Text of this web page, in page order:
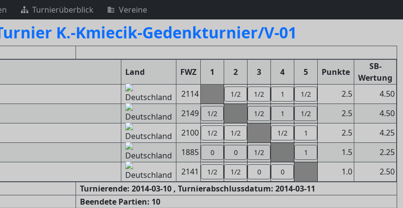
Turnierüberblick Vereine
K.-Kmiecik-Gedenkturnier/V-01
Land FWZ 1 2 3 4 5 Punkte
SB-
Wertung
2114 1/2 1/2 1 1/2 2.5
4.50
2149 1/2 1/2 1 1/2 2.5
4.50
2100 1/2 1/2 1/2 1 2.5
4.25
1885 0 0 1/2 1 1.5
2.25
2141 1/2 1/2 0 0 1.0
2.50
Turnierende: 2014-03-10 , Turnierabschlussdatum: 2014-03-11
Beendete Partien: 10